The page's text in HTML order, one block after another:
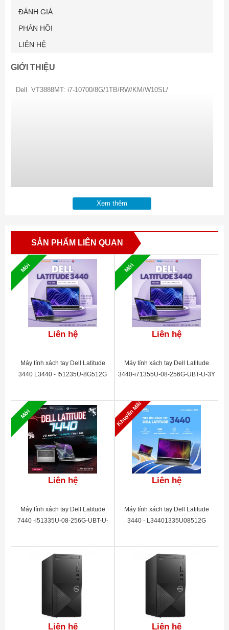
ĐÁNH GIÁ
PHẢN HỒI
LIÊN HỆ
GIỚI THIỆU
Dell VT3888MT: i7-10700/8G/1TB/RW/KM/W10SL/
Xem thêm
SẢN PHẨM LIÊN QUAN
Mới
Liên hệ
Máy tính xách tay Dell Latitude
3440 L3440 - I51235U-8G512G
Mới
Liên hệ
Máy tính xách tay Dell Latitude
3440-i71355U-08-256G-UBT-U-3Y
Mới
Liên hệ
Máy tính xách tay Dell Latitude
7440 -i51335U-08-256G-UBT-U-
Khuyến Mãi
Liên hệ
Máy tính xách tay Dell Latitude
3440 - L34401335U08512G
Liên hệ Liên hệ